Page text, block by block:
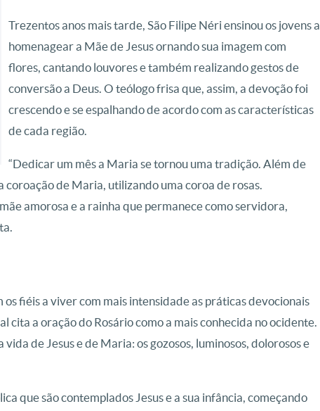
Trezentos anos mais tarde, São Filipe Néri ensinou os jovens a
homenagear a Mãe de Jesus ornando sua imagem com
flores, cantando louvores e também realizando gestos de
conversão a Deus. O teólogo frisa que, assim, a devoção foi
crescendo e se espalhando de acordo com as características
de cada região.
“Dedicar um mês a Maria se tornou uma tradição. Além de
coroação de Maria, utilizando uma coroa de rosas.
amorosa e a rainha que permanece como servidora,
fiéis a viver com mais intensidade as práticas devocionais
a oração do Rosário como a mais conhecida no ocidente.
de Jesus e de Maria: os gozosos, luminosos, dolorosos e
que são contemplados Jesus e a sua infância, começando